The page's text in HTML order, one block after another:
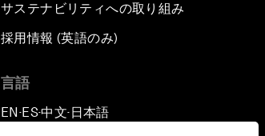
サステナビリティへの取り組み
採用情報 (英語のみ)
言語
EN ▪ES▪中文▪ 日本語